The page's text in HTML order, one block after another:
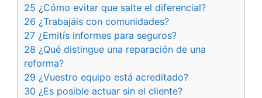
25 ¿Cómo evitar que salte el diferencial?
26 ¿Trabajáis con comunidades?
27 ¿Emitís informes para seguros?
28 ¿Qué distingue una reparación de una
reforma?
29 ¿Vuestro equipo está acreditado?
30 ¿Es posible actuar sin el cliente?